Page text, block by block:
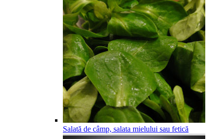
Salată de câmp, salata mielului sau fetică